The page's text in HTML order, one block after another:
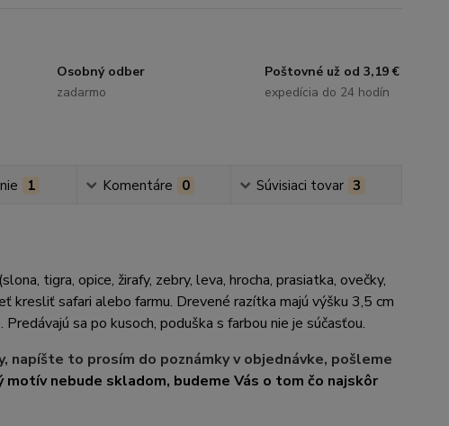
Osobný odber
zadarmo
Poštovné už od 3,19 €
expedícia do 24 hodín
1 Komentáre 0 Súvisiaci tovar 3
tigra, opice, žirafy, zebry, leva, hrocha, prasiatka, ovečky,
kresliť safari alebo farmu. Drevené razítka majú výšku 3,5 cm
sa po kusoch, poduška s farbou nie je súčasťou.
to prosím do poznámky v objednávke, pošleme
motív nebude skladom, budeme Vás o tom čo najskôr